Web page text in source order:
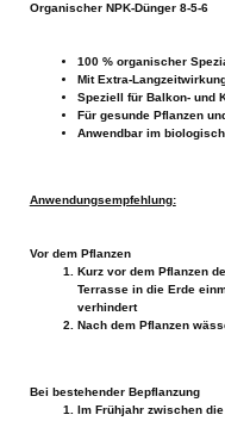
Organischer NPK-Dünger 8-5-6
100 % organischer
Mit Extra-
Speziell für Balkon- und
Für gesunde Pflanzen
Anwendbar im
Anwendungsempfehlung:
Vor dem Pflanzen
Kurz vor dem Pflanzen
Terrasse in die Erde
verhindert
Nach dem Pflanzen
Bei bestehender Bepflanzung
Im Frühjahr zwischen